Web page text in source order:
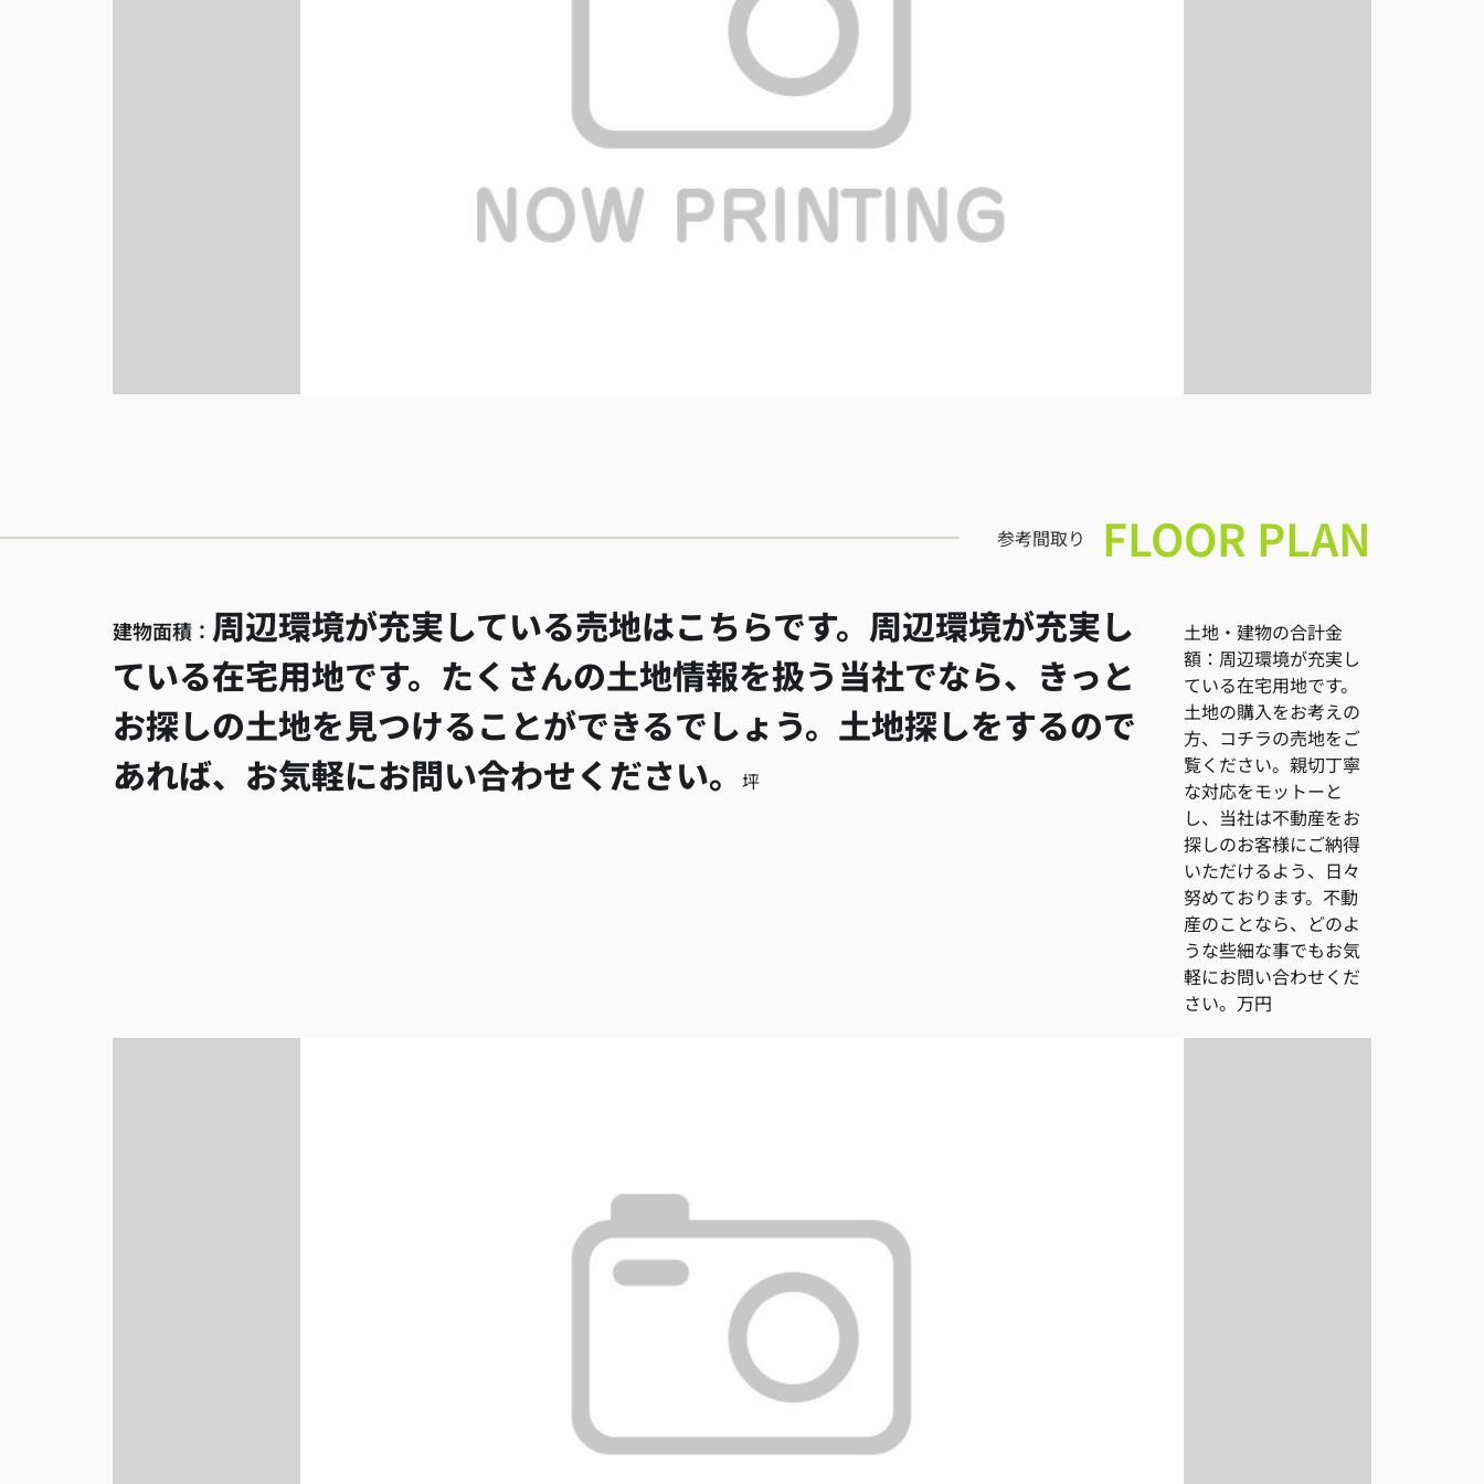
FLOOR PLAN
参考間取り
建物面積： 周辺環境が充実している売地はこちらです。周辺環境が充実し
ている在宅用地です。たくさんの土地情報を扱う当社でなら、きっと
お探しの土地を見つけることができるでしょう。土地探しをするので
あれば、お気軽にお問い合わせください。
坪
土地・建物の合計金
額：周辺環境が充実し
ている在宅用地です。
土地の購入をお考えの
方、コチラの売地をご
覧ください。親切丁寧
な対応をモットーと
し、当社は不動産をお
探しのお客様にご納得
いただけるよう、日々
努めております。不動
産のことなら、どのよ
うな些細な事でもお気
軽にお問い合わせくだ
さい。万円